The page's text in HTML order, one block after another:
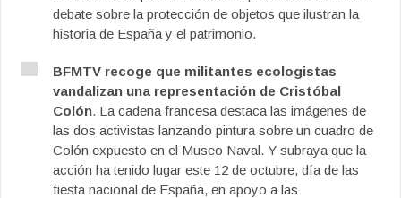
debate sobre la protección de objetos que ilustran la
historia de España y el patrimonio.
BFMTV recoge que militantes ecologistas
vandalizan una representación de Cristóbal
Colón. La cadena francesa destaca las imágenes de
las dos activistas lanzando pintura sobre un cuadro de
Colón expuesto en el Museo Naval. Y subraya que la
acción ha tenido lugar este 12 de octubre, día de las
fiesta nacional de España, en apoyo a las